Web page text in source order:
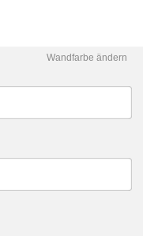
Wandfarbe ändern